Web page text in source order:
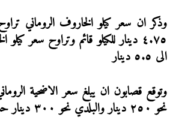
الى ٥.٥ دينار
وتوقع قصابون ان يبلغ سعر الاضحية
نحو ٢٥٠ دينار والبلدي نحو ٣٠٠ دينار حسب الوزن